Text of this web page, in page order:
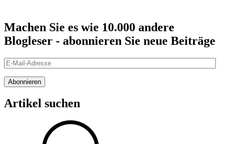
Machen Sie es wie 10.000 andere
Blogleser - abonnieren Sie neue Beiträge
E-
Mail-
Adresse
Abonnieren
Artikel suchen